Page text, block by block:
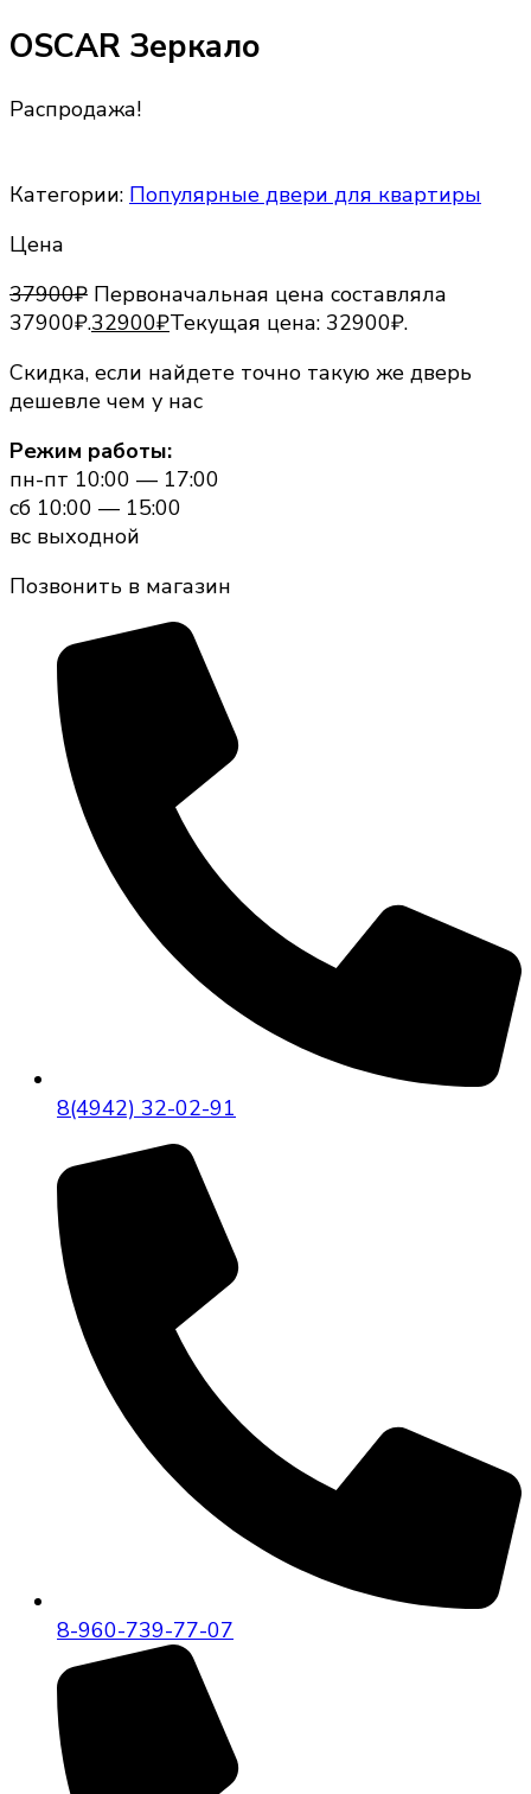
OSCAR Зеркало
Распродажа!
Категории: Популярные двери для квартиры
Цена
37900₽ Первоначальная цена составляла
37900₽.32900₽Текущая цена: 32900₽.
Скидка, если найдете точно такую же дверь
дешевле чем у нас
Режим работы:
пн-пт 10:00 — 17:00
сб 10:00 — 15:00
вс выходной
Позвонить в магазин
8(4942) 32-02-91
8-960-739-77-07